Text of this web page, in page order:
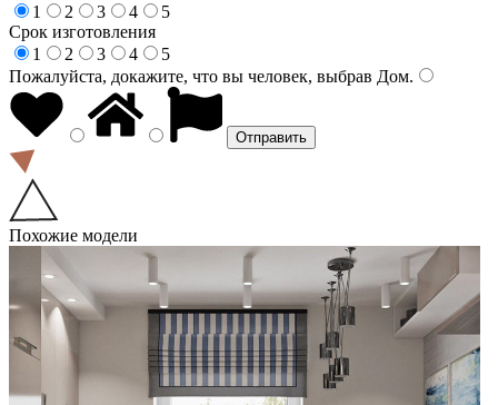
1
2 3 4
5
Срок изготовления
1
2 3 4
5
Пожалуйста, докажите, что вы человек, выбрав Дом.
Похожие модели